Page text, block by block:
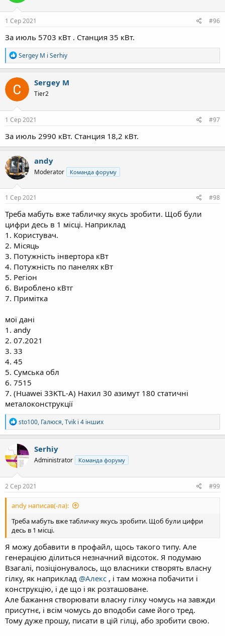
1 Сер 2021 #96
За июль 5703 кВт . Станция 35 кВт.
Р
е
а
к
ц
і
ї
:
Sergey M і Serhiy
Sergey M
Tier2
1 Сер 2021 #97
За июль 2990 кВт. Станция 18,2 кВт.
andy
Moderator Команда форуму
1 Сер 2021 #98
Треба мабуть вже табличку якусь зробити. Щоб були
цифри десь в 1 місці. Наприклад
1. Користувач.
2. Місяць
3. Потужність інвертора кВт
4. Потужність по панелях кВт
5. Регіон
6. Вироблено кВтг
7. Примітка
мої дані
1. andy
2. 07.2021
3. 33
4. 45
5. Сумська обл
6. 7515
7. (Huawei 33KTL-A) Нахил 30 азимут 180 статичні
металоконструкції
Р
е
а
к
ц
і
:
sto100, Галюся,Tvik і 4 інших
Serhiy
Administrator Команда форуму
2 Сер 2021 #99
andy написав(-ла):
Треба мабуть вже табличку якусь зробити. Щоб були цифри
десь в 1 місці.
Я можу добавити в профайл, щось такого типу. Але
генерацією ділиться незначний відсоток. Я подумаю
Взагалі, позіціонувалось, що власники створять власну
гілку, як наприклад @Алекс , і там можна побачити і
конструкцію, і де що і як розташоване.
Але бажання створювати власну гілку чомусь на завжди
присутнє, і всім чомусь до вподоби саме його тред.
Тому дуже прошу, писати в цій гілці, або зробити свою.